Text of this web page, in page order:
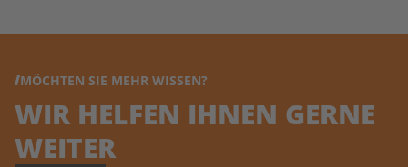
MÖCHTEN SIE MEHR WISSEN?
WIR HELFEN IHNEN GERNE
WEITER